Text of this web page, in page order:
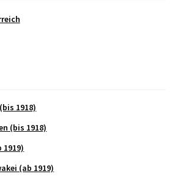
1918)
(bis 1918)
1919)
(ab 1919)